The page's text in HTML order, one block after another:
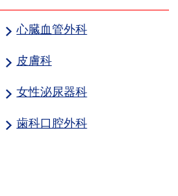
心臓血管外科
皮膚科
女性泌尿器科
歯科口腔外科